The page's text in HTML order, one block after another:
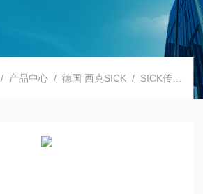
/ 产品中心 /德国 西克SICK / SICK传感器 /